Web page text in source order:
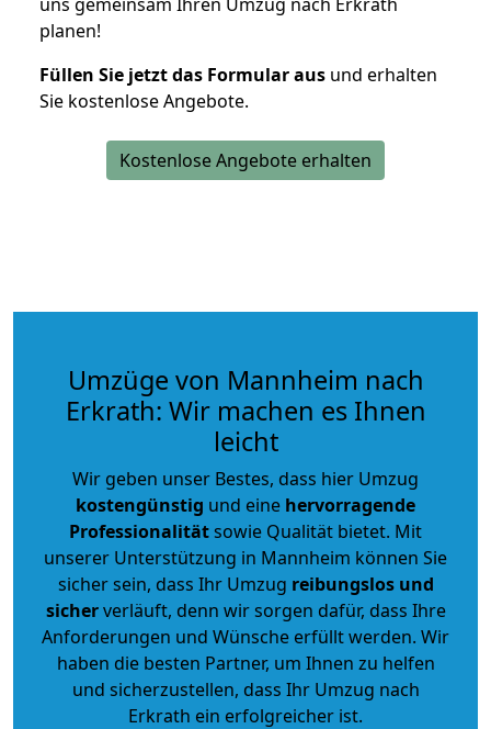
planen!
Füllen Sie jetzt das Formular aus und erhalten
Sie kostenlose Angebote.
Kostenlose Angebote erhalten
Umzüge von Mannheim nach
Erkrath: Wir machen es Ihnen
leicht
Wir geben unser Bestes, dass hier Umzug
kostengünstig und eine hervorragende
Professionalitätsowie Qualität bietet. Mit
unserer Unterstützung in Mannheim können Sie
sicher sein, dass Ihr Umzug reibungslos und
sicherverläuft, denn wir sorgen dafür, dass Ihre
Anforderungen und Wünsche erfüllt werden. Wir
haben die besten Partner, um Ihnen zu helfen
und sicherzustellen, dass Ihr Umzug nach
Erkrath ein erfolgreicher ist.